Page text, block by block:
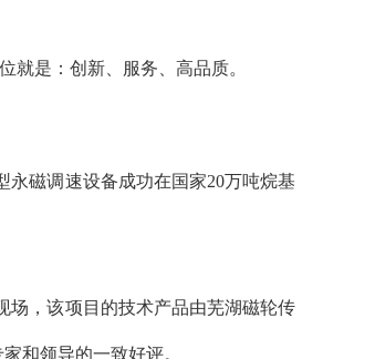
就是：创新、服务、高品质。
永磁调速设备成功在国家20万吨烷基
场，该项目的技术产品由芜湖磁轮传
和领导的一致好评。